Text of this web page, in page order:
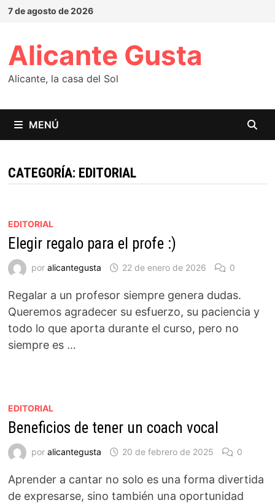
Saltar
7 de agosto de 2026
Alicante Gusta
Alicante, la casa del Sol
MENÚ
CATEGORÍA: EDITORIAL
EDITORIAL
Elegir regalo para el profe :)
por alicantegusta 22 de enero de 2026 0
Regalar a un profesor siempre genera dudas.
Queremos agradecer su esfuerzo, su paciencia y
todo lo que aporta durante el curso, pero no
siempre es …
EDITORIAL
Beneficios de tener un coach vocal
por alicantegusta 20 de febrero de 2025 0
Aprender a cantar no solo es una forma divertida
de expresarse, sino también una oportunidad